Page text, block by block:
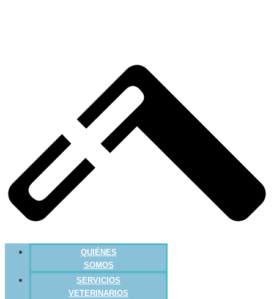
QUIÉNES
SOMOS
SERVICIOS
VETERINARIOS